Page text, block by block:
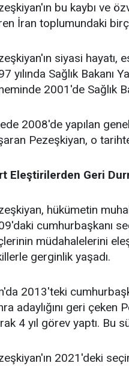
bu kaybı ve
İran toplumundaki
siyasi
yılında Sağlık Bakanı
2001'de Sağlık
2008'de yapılan
Pezeşkiyan, o
Eleştirilerden Geri
hükümetin
cumhurbaşkanı
müdahalelerini
gerginlik yaşadı.
2013'teki
adaylığını geri çeken
4 yıl görev yaptı. Bu
2021'deki